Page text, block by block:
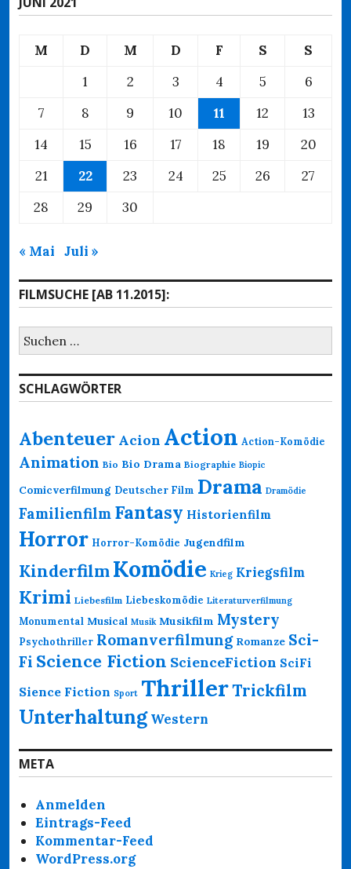
M D M D F S
S
1
2 3 4 5
6
7
8 9 10 11 12
13
14
15 16 17 18 19
20
21
22 23 24 25 26
27
28
29 30
« Mai Juli »
FILMSUCHE [AB 11.2015]:
Suchen
nach:
SCHLAGWÖRTER
Abenteuer Acion Action Action-Komödie
Animation Bio Bio Drama Biographie Biopic
Comicverfilmung Deutscher Film Drama Dramödie
Familienfilm Fantasy Historienfilm
Horror Horror-Komödie Jugendfilm
KinderfilmKomödie Krieg Kriegsfilm
Krimi Liebesfilm Liebeskomödie Literaturverfilmung
Monumental Musical Musik Musikfilm Mystery
Psychothriller Romanverfilmung Romanze Sci-
Fi Science Fiction ScienceFiction SciFi
Sience Fiction Sport ThrillerTrickfilm
Unterhaltung Western
META
Anmelden
Eintrags-Feed
Kommentar-Feed
WordPress.org